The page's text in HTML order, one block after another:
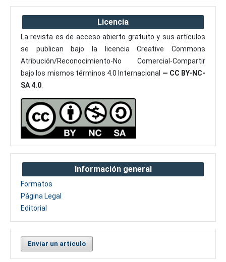
Licencia
La revista es de acceso abierto gratuito y sus artículos
se publican bajo la licencia Creative Commons
Atribución/Reconocimiento-No Comercial-Compartir
bajo los mismos términos 4.0 Internacional — CC BY-NC-
SA 4.0.
Información general
Formatos
Página Legal
Editorial
Enviar un artículo